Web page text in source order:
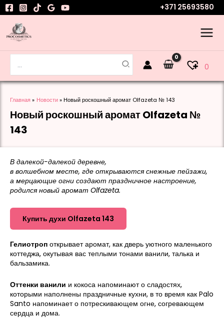
Перейти
к
содержимому
+371 25693580
0
Главная Новости Новый роскошный аромат Olfazeta № 143
Новый роскошный аромат Olfazeta №
143
В далекой-далекой деревне,
в волшебном месте, где открываются снежные пейзажи,
а мерцающие огни создают праздничное настроение,
родился новый аромат Olfazeta.
Купить духи Olfazeta 143
Гелиотроп открывает аромат, как дверь уютного маленького
коттеджа, окутывая вас теплыми тонами ванили, талька и
бальзамика.
Оттенки ванили и кокоса напоминают о сладостях,
которыми наполнены праздничные кухни, в то время как Palo
Santo напоминает о потрескивающем огне, согревающем
сердца и дома.